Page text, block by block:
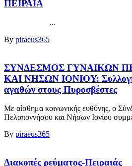
ΠΕΙΡΑΙΑ
...
By piraeus365
ΣΥΝΔΕΣΜΟΣ ΓΥΝΑΙΚΩΝ
ΚΑΙ ΝΗΣΩΝ ΙΟΝΙΟΥ:
αγαθών στους Πυροσβέστες
Με αίσθημα κοινωνικής ευθύνης, ο
Πελοποννήσου και Νήσων Ιονίου
By piraeus365
Διακοπές ρεύματος-Πειραιάς